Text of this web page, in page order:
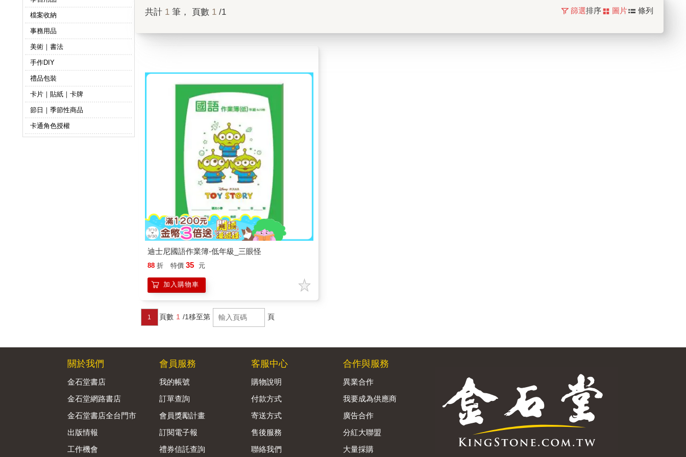
檔案收納
事務用品
美術｜書法
手作DIY
禮品包裝
卡片｜貼紙｜卡牌
節日｜季節性商品
卡通角色授權
共計 1 筆， 頁數 1 /1 篩選排序 圖片 條列
迪士尼國語作業簿-低年級_三眼怪
88 折 特價 35 元
加入購物車
1 頁數 1 /1移至第 頁
關於我們
金石堂書店
金石堂網路書店
金石堂書店全台門市
出版情報
工作機會
會員服務
我的帳號
訂單查詢
會員獎勵計畫
訂閱電子報
禮券信託查詢
客服中心
購物說明
付款方式
寄送方式
售後服務
聯絡我們
合作與服務
異業合作
我要成為供應商
廣告合作
分紅大聯盟
大量採購